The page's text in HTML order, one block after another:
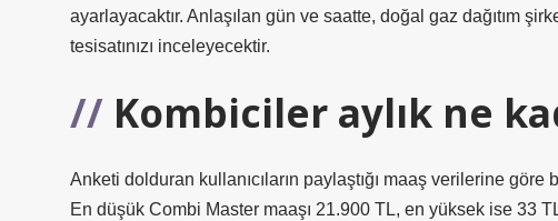
ayarlayacaktır. Anlaşılan gün ve saatte, doğal gaz dağıtım
tesisatınızı inceleyecektir.
Kombiciler aylık ne
Anketi dolduran kullanıcıların paylaştığı maaş verilerine göre
En düşük Combi Master maaşı 21.900 TL, en yüksek ise 33